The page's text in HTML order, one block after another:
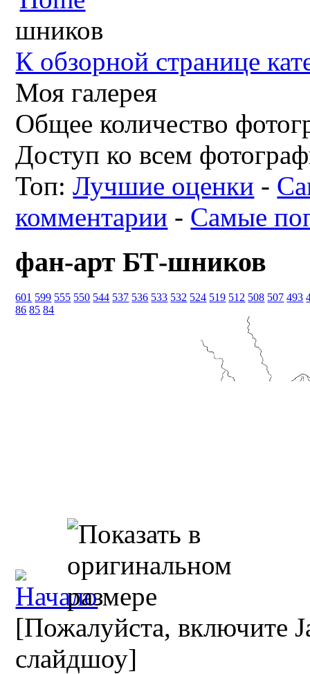
шников
К обзорной странице
Моя галерея
Общее количество
Доступ ко всем
Топ:Лучшие оценки -
комментарии - Самые
фан-арт БТ-шников
601 599 555 550 544 537 536 533 532 524 519 512 508 507 493
86 85 84
[Пожалуйста, включите
слайдшоу]